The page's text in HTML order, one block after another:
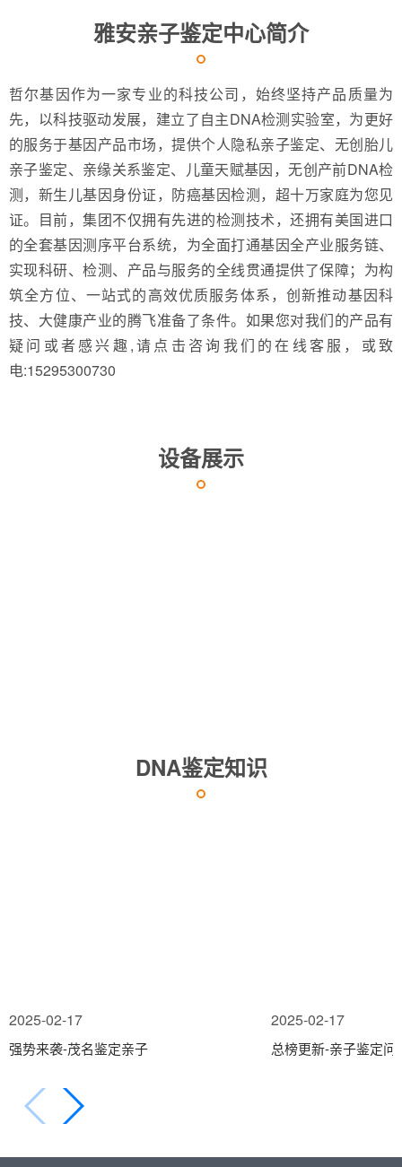
雅安亲子鉴定中心简介
哲尔基因作为一家专业的科技公司，始终坚持产品质量为
先，以科技驱动发展，建立了自主DNA检测实验室，为更好
的服务于基因产品市场，提供个人隐私亲子鉴定、无创胎儿
亲子鉴定、亲缘关系鉴定、儿童天赋基因，无创产前DNA检
测，新生儿基因身份证，防癌基因检测，超十万家庭为您见
证。目前，集团不仅拥有先进的检测技术，还拥有美国进口
的全套基因测序平台系统，为全面打通基因全产业服务链、
实现科研、检测、产品与服务的全线贯通提供了保障；为构
筑全方位、一站式的高效优质服务体系，创新推动基因科
技、大健康产业的腾飞准备了条件。如果您对我们的产品有
疑问或者感兴趣,请点击咨询我们的在线客服，或致
电:15295300730
设备展示
DNA鉴定知识
2025-02-17
强势来袭-茂名鉴定亲子
2025-02-17
总榜更新-亲子鉴定问